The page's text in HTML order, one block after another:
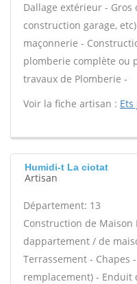
Dallage extérieur - Gros
construction garage,
maçonnerie -
plomberie complète ou
travaux de Plomberie -
Voir la fiche artisan : Ets
Humidi-t La ciotat
Artisan
Département: 13
Construction de
dappartement / de
Terrassement - Chapes
remplacement) - Enduit